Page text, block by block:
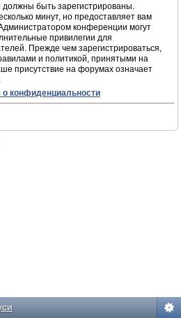
быть зарегистрированы.
минут, но предоставляет вам
конференции могут
привилегии для
Прежде чем зарегистрироваться,
и политикой, принятыми на
присутствие на форумах означает
конфиденциальности